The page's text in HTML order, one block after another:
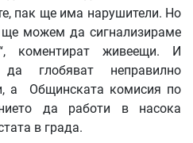
пак ще има нарушители. Но
ще можем да сигнализираме
коментират живеещи. И
да глобяват неправилно
а Общинската комисия по
да работи в насока
в града.